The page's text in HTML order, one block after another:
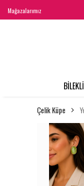
Mağazalarımız
Çelik Küpe